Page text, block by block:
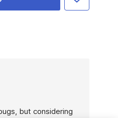
but considering